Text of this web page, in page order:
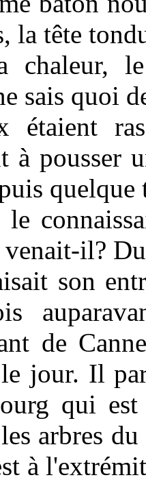
la tête
chaleur,
sais quoi
étaient
à pousser
quelque
le
venait-il?
son
de
jour. Il
qui
arbres
à